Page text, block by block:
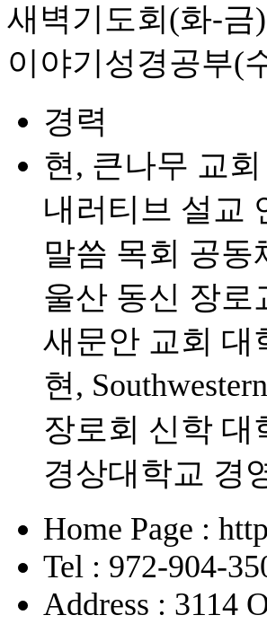
새벽기도회(화-금
이야기성경공부(
경력
현, 큰나무 교
내러티브 설교
말씀 목회 공동
울산 동신 장로
새문안 교회 대
현,
장로회 신학
경상대학교 경
Home Page :
Tel : 972-904-
Address : 3114